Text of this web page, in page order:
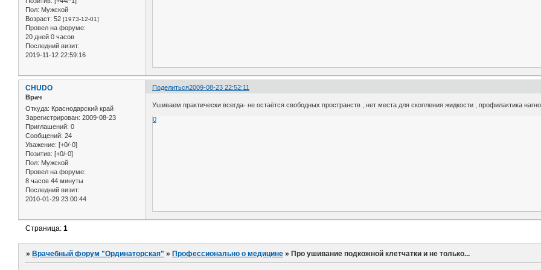
Пол: Мужской
Возраст: 52 [1973-12-01]
Провел на форуме:
20 дней 0 часов
Последний визит:
2019-11-12 22:59:16
Поделиться2009-08-23 22:52:11
CHUDO
Врач
Откуда: Краснодарский край
Зарегистрирован: 2009-08-23
Приглашений: 0
Сообщений: 24
Уважение: [+0/-0]
Позитив: [+0/-0]
Пол: Мужской
Провел на форуме:
8 часов 44 минуты
Последний визит:
2010-01-29 23:00:44
Ушиваем практически всегда- не остаётся свободных пространств , нет места для скопления жидкости , профилактика
0
Страница:1
»Врачебный форум "Ординаторская" »Профессионально о медицине »Про ушивание подкожной клетчатки и не только...